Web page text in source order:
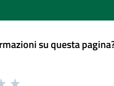
su questa